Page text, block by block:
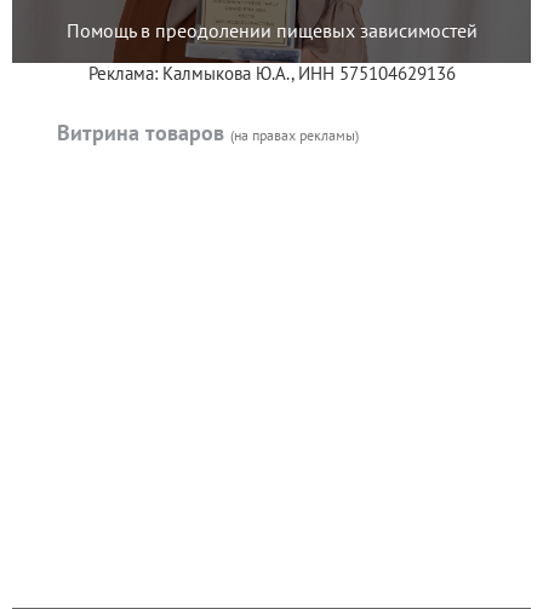
Помощь в преодолении пищевых зависимостей
Реклама: Калмыкова Ю.А., ИНН 575104629136
Витрина товаров (на правах рекламы)